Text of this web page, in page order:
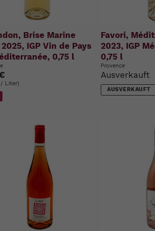
Brise Marine
IGP Vin de Pays
0,75 l
Liter)
Favori,
2023, IGP
0,75 l
Provence
Ausverkauft
AUSVERKAUFT